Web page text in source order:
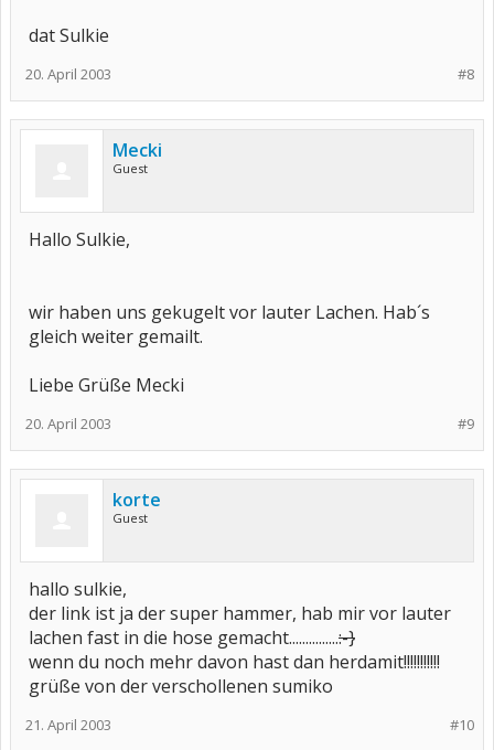
dat Sulkie
#8
20. April 2003
Mecki
Guest
Hallo Sulkie,
wir haben uns gekugelt vor lauter Lachen. Hab´s
gleich weiter gemailt.
Liebe Grüße Mecki
#9
20. April 2003
korte
Guest
hallo sulkie,
der link ist ja der super hammer, hab mir vor lauter
lachen fast in die hose gemacht...............:-}
wenn du noch mehr davon hast dan herdamit!!!!!!!!!!!
grüße von der verschollenen sumiko
#10
21. April 2003